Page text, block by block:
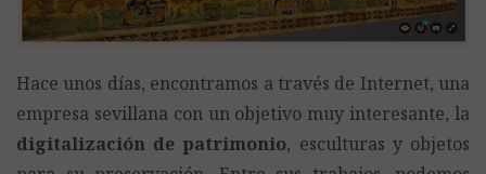
Hace unos días, encontramos a través de Internet, una
empresa sevillana con un objetivo muy interesante, la
digitalización de patrimonio, esculturas y objetos